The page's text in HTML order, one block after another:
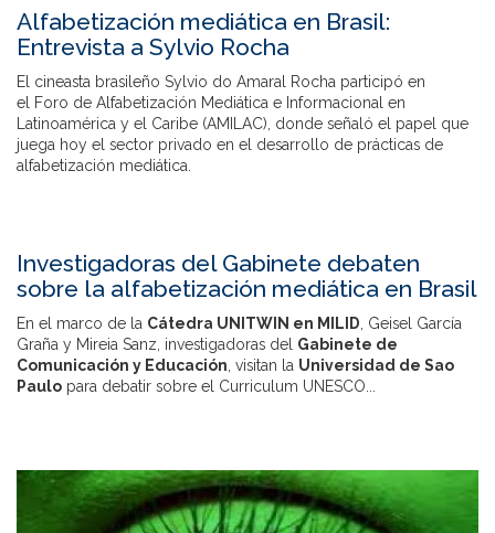
Alfabetización mediática en Brasil:
Entrevista a Sylvio Rocha
El cineasta brasileño Sylvio do Amaral Rocha participó en
el Foro de Alfabetización Mediática e Informacional en
Latinoamérica y el Caribe (AMILAC), donde señaló el papel que
juega hoy el sector privado en el desarrollo de prácticas de
alfabetización mediática.
Investigadoras del Gabinete debaten
sobre la alfabetización mediática en Brasil
En el marco de la Cátedra UNITWIN en MILID, Geisel García
Graña y Mireia Sanz, investigadoras del Gabinete de
Comunicación y Educación, visitan la Universidad de Sao
Paulo para debatir sobre el Curriculum UNESCO...